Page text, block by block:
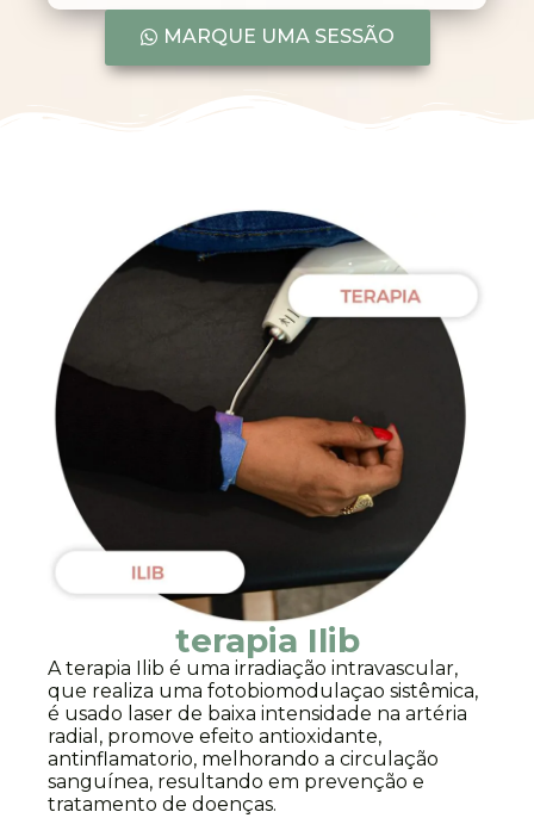
MARQUE UMA SESSÃO
terapia Ilib
A terapia Ilib é uma irradiação intravascular,
que realiza uma fotobiomodulaçao sistêmica,
é usado laser de baixa intensidade na artéria
radial, promove efeito antioxidante,
antinflamatorio, melhorando a circulação
sanguínea, resultando em prevenção e
tratamento de doenças.